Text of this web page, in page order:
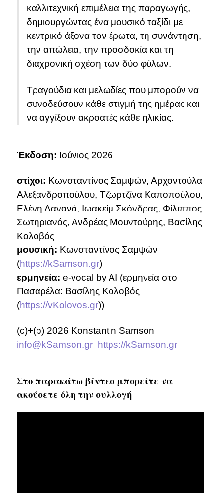
καλλιτεχνική επιμέλεια της παραγωγής,
δημιουργώντας ένα μουσικό ταξίδι με
κεντρικό άξονα τον έρωτα, τη συνάντηση,
την απώλεια, την προσδοκία και τη
διαχρονική σχέση των δύο φύλων.
Τραγούδια και μελωδίες που μπορούν να
συνοδεύσουν κάθε στιγμή της ημέρας και
να αγγίξουν ακροατές κάθε ηλικίας.
Έκδοση: Ιούνιος 2026
στίχοι: Κωνσταντίνος Σαμψών, Αρχοντούλα
Αλεξανδροπούλου, Τζωρτζίνα Καποπούλου,
Ελένη Δανανά, Ιωακείμ Σκόνδρας, Φίλιππος
Σωτηριανός, Ανδρέας Μουντούρης, Βασίλης
Κολοβός
μουσική: Κωνσταντίνος Σαμψών
(https://kSamson.gr)
ερμηνεία: e-vocal by AI (ερμηνεία στο
Πασαρέλα: Βασίλης Κολοβός
(https://vKolovos.gr))
(c)+(p) 2026 Konstantin Samson
info@kSamson.gr
https://kSamson.gr
Στο παρακάτω βίντεο μπορείτε να
ακούσετε όλη την συλλογή